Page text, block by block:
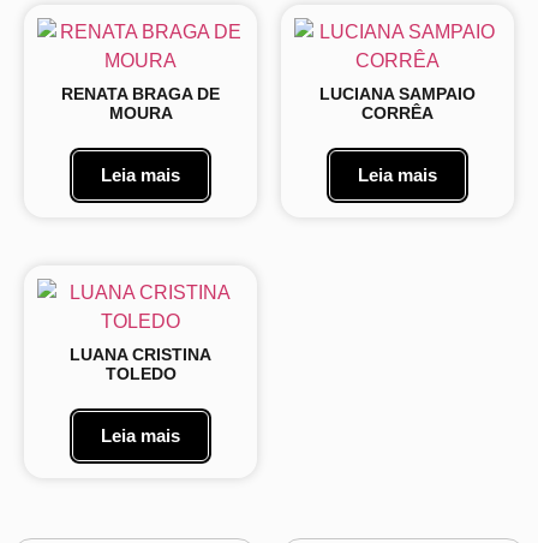
RENATA BRAGA DE
MOURA
Leia mais
LUCIANA SAMPAIO
CORRÊA
Leia mais
LUANA CRISTINA
TOLEDO
Leia mais